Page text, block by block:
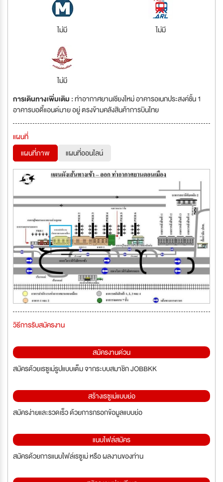
ไม่มี ไม่มี
ไม่มี
การเดินทางเพิ่มเติม :ท่าอากาศยานเชียงใหม่ อาคารอเนกประสงค์ชั้น 1
อาคารบอดี้แอนด์มาย อยู่ ตรงข้ามคลังสินค้าการบินไทย
แผนที่
แผนที่ภาพ
แผนที่ออนไลน์
วิธีการรับสมัครงาน
สมัครงานด่วน
สมัครด้วยเรซูเม่รูปแบบเต็ม จากระบบสมาชิก JOBBKK
สร้างเรซูเม่แบบย่อ
สมัครง่ายและรวดเร็ว ด้วยการกรอกข้อมูลแบบย่อ
แนบไฟล์สมัคร
สมัครด้วยการแนบไฟล์เรซูเม่ หรือ ผลงานของท่าน